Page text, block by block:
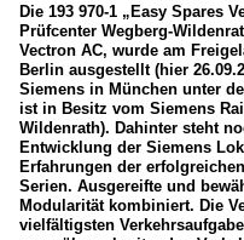
Die 193 970-1 „Easy Spares
Prüfcenter Wegberg-
Vectron AC, wurde am
Berlin ausgestellt (hier
Siemens in München unter
ist in Besitz vom Siemens
Wildenrath). Dahinter steht
Entwicklung der Siemens
Erfahrungen der
Serien. Ausgereifte und
Modularität kombiniert. Die
vielfältigsten